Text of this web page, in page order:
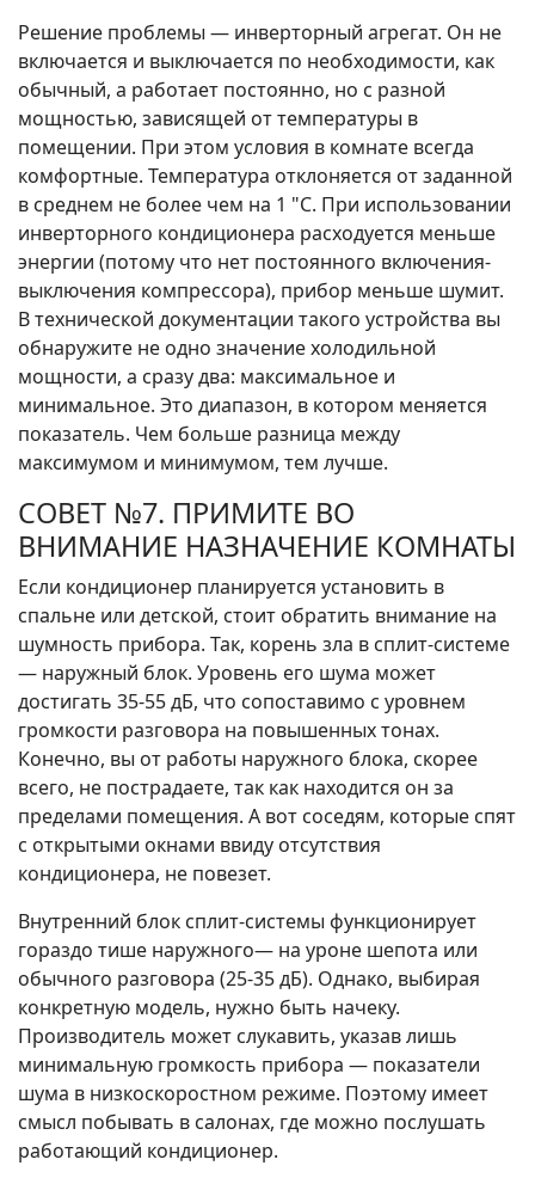
Решение проблемы — инверторный агрегат. Он не
включается и выключается по необходимости, как
обычный, а работает постоянно, но с разной
мощностью, зависящей от температуры в
помещении. При этом условия в комнате всегда
комфортные. Температура отклоняется от заданной
в среднем не более чем на 1 "С. При использовании
инверторного кондиционера расходуется меньше
энергии (потому что нет постоянного включения-
выключения компрессора), прибор меньше шумит.
В технической документации такого устройства вы
обнаружите не одно значение холодильной
мощности, а сразу два: максимальное и
минимальное. Это диапазон, в котором меняется
показатель. Чем больше разница между
максимумом и минимумом, тем лучше.
СОВЕТ №7. ПРИМИТЕ ВО
ВНИМАНИЕ НАЗНАЧЕНИЕ КОМНАТЫ
Если кондиционер планируется установить в
спальне или детской, стоит обратить внимание на
шумность прибора. Так, корень зла в сплит-системе
— наружный блок. Уровень его шума может
достигать 35-55 дБ, что сопоставимо с уровнем
громкости разговора на повышенных тонах.
Конечно, вы от работы наружного блока, скорее
всего, не пострадаете, так как находится он за
пределами помещения. А вот соседям, которые спят
с открытыми окнами ввиду отсутствия
кондиционера, не повезет.
Внутренний блок сплит-системы функционирует
гораздо тише наружного— на уроне шепота или
обычного разговора (25-35 дБ). Однако, выбирая
конкретную модель, нужно быть начеку.
Производитель может слукавить, указав лишь
минимальную громкость прибора — показатели
шума в низкоскоростном режиме. Поэтому имеет
смысл побывать в салонах, где можно послушать
работающий кондиционер.